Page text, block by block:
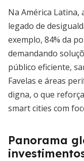
Na América Latina,
legado de
exemplo, 84% da
demandando
público eficiente,
Favelas e áreas
digna, o que
smart cities com
Panorama